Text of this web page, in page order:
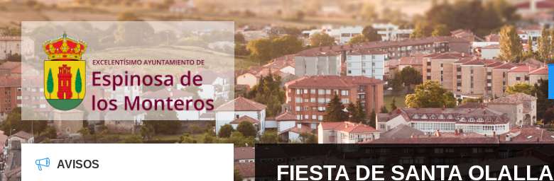
FIESTA DE SANTA OLALLA
AVISOS